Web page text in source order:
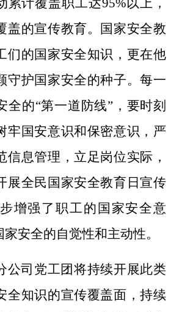
累计覆盖职工达95%以上，
盖的宣传教育。国家安全教
们的国家安全知识，更在他
守护国家安全的种子。每一
全的“第一道防线”，要时刻
牢国安意识和保密意识，严
信息管理，立足岗位实际，
展全民国家安全教育日宣传
增强了职工的国家安全意
安全的自觉性和主动性。
公司党工团将持续开展此类
全知识的宣传覆盖面，持续